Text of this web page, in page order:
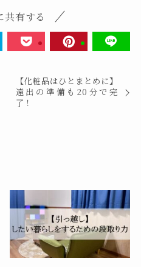
共有する
【化粧品はひとまとめに】
遠出の準備も20分で完
了！